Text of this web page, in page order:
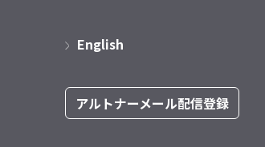
English
アルトナーメール配信登録